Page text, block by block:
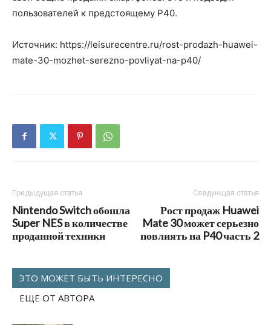
пользователей к предстоящему P40.
Источник: https://leisurecentre.ru/rost-prodazh-huawei-
mate-30-mozhet-serezno-povliyat-na-p40/
Предыдущая статья
Nintendo Switch обошла
Super NES в количестве
проданной техники
Следующая статья
Рост продаж Huawei
Mate 30 может серьезно
повлиять на P40 часть 2
ЭТО МОЖЕТ БЫТЬ ИНТЕРЕСНО
ЕЩЕ ОТ АВТОРА